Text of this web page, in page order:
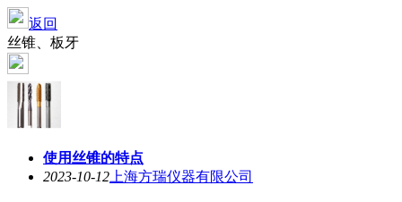
返回
丝锥、板牙
使用丝锥的特点
2023-10-12 上海方瑞仪器有限公司